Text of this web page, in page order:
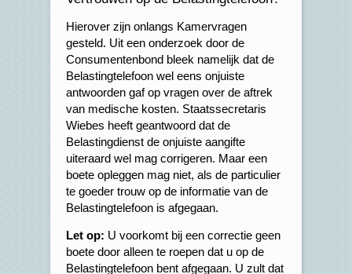
Hierover zijn onlangs Kamervragen
gesteld. Uit een onderzoek door de
Consumentenbond bleek namelijk dat de
Belastingtelefoon wel eens onjuiste
antwoorden gaf op vragen over de aftrek
van medische kosten. Staatssecretaris
Wiebes heeft geantwoord dat de
Belastingdienst de onjuiste aangifte
uiteraard wel mag corrigeren. Maar een
boete opleggen mag niet, als de particulier
te goeder trouw op de informatie van de
Belastingtelefoon is afgegaan.
Let op: U voorkomt bij een correctie geen
boete door alleen te roepen dat u op de
Belastingtelefoon bent afgegaan. U zult dat